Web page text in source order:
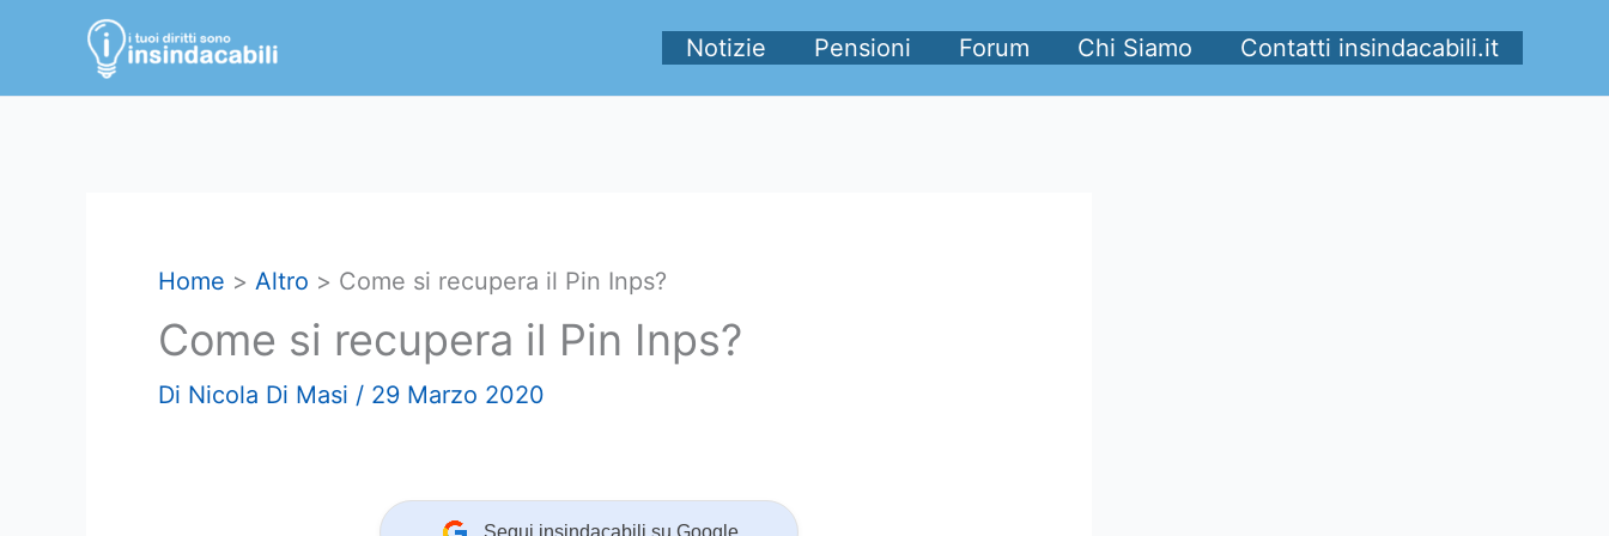
contenuto
Notizie Pensioni Forum Chi Siamo Contatti insindacabili.it
Home Altro Come si recupera il Pin Inps?
Come si recupera il Pin Inps?
Di Nicola Di Masi / 29 Marzo 2020
Segui insindacabili su Google